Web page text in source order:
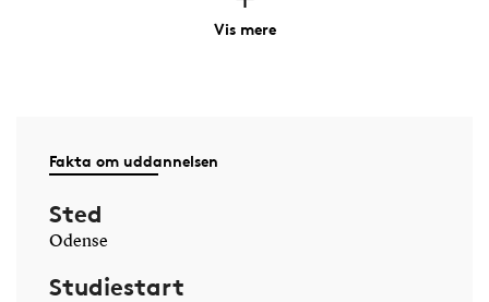
Vis mere
Audiologi
Du opnår en lang række fagspecifikke
kompetencer, som du kan farve ved dine
Som nyuddannet kandidat i Audiologi er
Fakta om uddannelsen
Sted
Odense
Studiestart